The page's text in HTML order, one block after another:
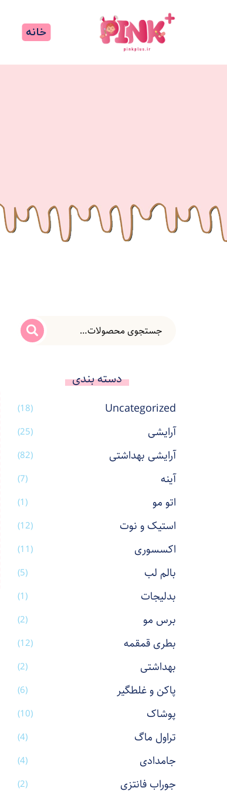
خانه
دسته بندی
Uncategorized
(18)
آرایشی (25)
آرایشی بهداشتی (82)
آینه (7)
اتو مو (1)
استیک و نوت (12)
اکسسوری (11)
بالم لب (5)
بدلیجات (1)
برس مو (2)
بطری قمقمه (12)
بهداشتی (2)
پاکن و غلطگیر (6)
پوشاک (10)
تراول ماگ (4)
جامدادی (4)
جوراب فانتزی (2)